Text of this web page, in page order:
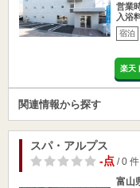
営業
入浴
宿泊
楽天
関連情報から探す
スパ・アルプス
-点/ 0 件
富山